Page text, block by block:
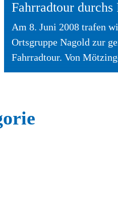
Fahrradtour durchs
Am 8. Juni 2008 trafen
Ortsgruppe Nagold zur
Fahrradtour. Von